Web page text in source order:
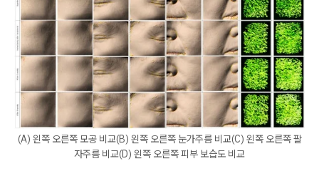
(A) 왼쪽 오른쪽 모공 비교(B) 왼쪽 오른쪽 눈가주름 비교(C) 왼쪽 오른쪽 팔
자주름 비교(D) 왼쪽 오른쪽 피부 보습도 비교